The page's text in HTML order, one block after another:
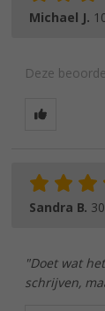
Michael J.
Deze
Sandra B.
"Doet wat
schrijven,